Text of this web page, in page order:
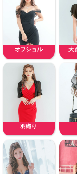
オフショル 大
羽織り